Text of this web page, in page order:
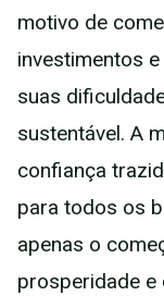
motivo de
investimentos
suas
sustentável. A
confiança
para todos os
apenas o
prosperidade e